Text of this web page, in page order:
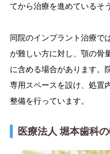
てから治療を進めているそ
同院のインプラント治療で
が難しい方に対し、顎の骨
に含める場合があります。
専用スペースを設け、処置
整備を行っています。
医療法人 堀本歯科